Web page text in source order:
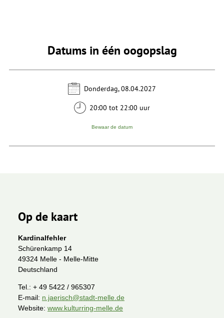
Datums in één oogopslag
Donderdag, 08.04.2027
20:00 tot 22:00 uur
Bewaar de datum
Op de kaart
Kardinalfehler
Schürenkamp 14
49324 Melle - Melle-Mitte
Deutschland
Tel.: + 49 5422 / 965307
E-mail: n.jaerisch@stadt-melle.de
Website: www.kulturring-melle.de